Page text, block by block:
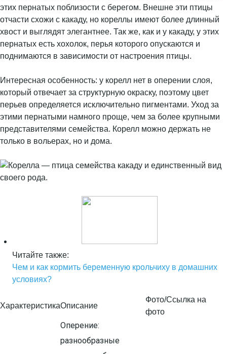
этих пернатых поблизости с берегом. Внешне эти птицы
отчасти схожи с какаду, но кореллы имеют более длинный
хвост и выглядят элегантнее. Так же, как и у какаду, у этих
пернатых есть хохолок, перья которого опускаются и
поднимаются в зависимости от настроения птицы.
Интересная особенность: у корелл нет в оперении слоя,
который отвечает за структурную окраску, поэтому цвет
перьев определяется исключительно пигментами. Уход за
этими пернатыми намного проще, чем за более крупными
представителями семейства. Корелл можно держать не
только в вольерах, но и дома.
Читайте также:
Чем и как кормить беременную крольчиху в домашних
условиях?
ХарактеристикаОписание
Фото/Ссылка на
фото
Оперение:
разнообразные